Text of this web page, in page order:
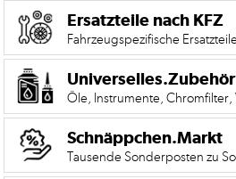
Carport
Impressum
AGB
Zahlungsmöglichkeiten
Widerrufsbelehrung
Ersatzteile nach KFZ
Fahrzeugspezifische
Universelles.Zubehör
Öle, Instrumente, Chromfilter,
Schnäppchen.Markt
Tausende Sonderposten zu